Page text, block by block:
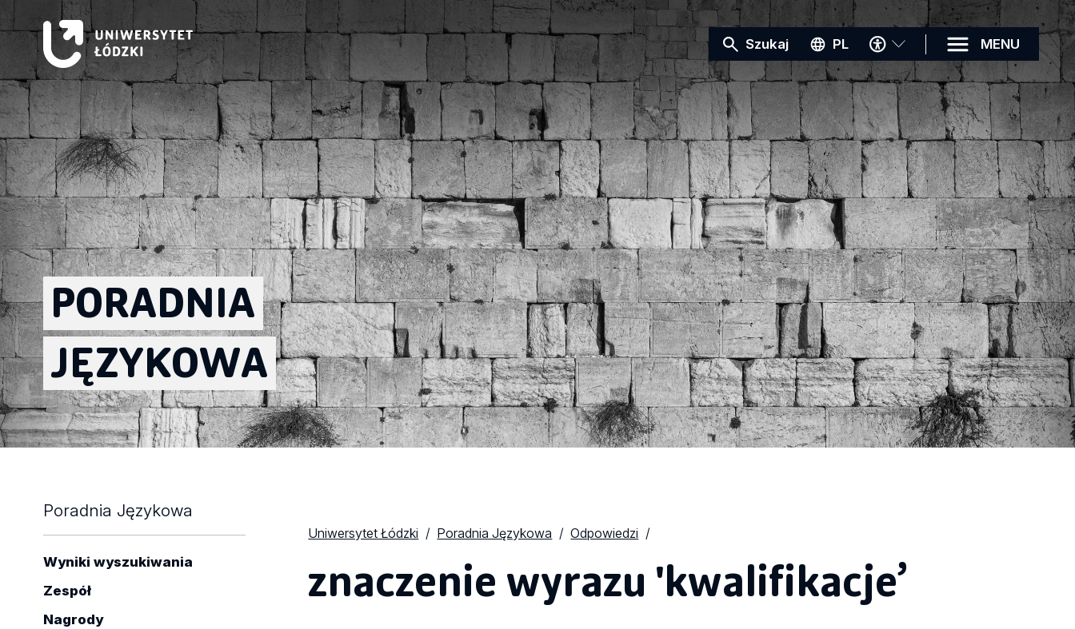
Szukaj PL
MENU
DOSTĘPNOŚCI
MENU
PORADNIA
JĘZYKOWA
Poradnia Językowa
Wyniki wyszukiwania
Zespół
Nagrody
Uniwersytet Łódzki Poradnia Językowa Odpowiedzi
znaczenie wyrazu 'kwalifikacje’